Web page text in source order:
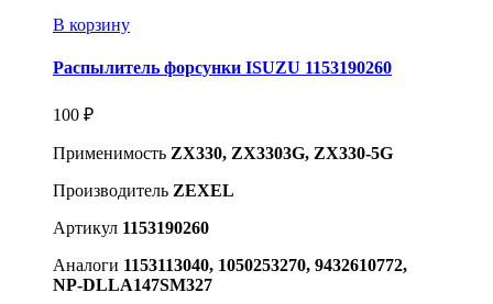
В корзину
Распылитель форсунки ISUZU 1153190260
100 ₽
Применимость ZX330, ZX3303G, ZX330-5G
Производитель ZEXEL
Артикул 1153190260
Аналоги 1153113040, 1050253270, 9432610772,
NP-DLLA147SM327